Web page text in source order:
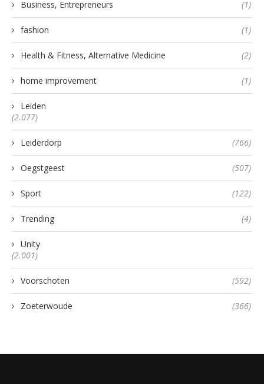
Business, Entrepreneurs (1)
fashion (1)
Health & Fitness, Alternative Medicine (2)
home improvement (1)
Leiden
(2.077)
Leiderdorp (766)
Oegstgeest (507)
Sport (122)
Trending (4)
Unity
(2.001)
Voorschoten (592)
Zoeterwoude (366)